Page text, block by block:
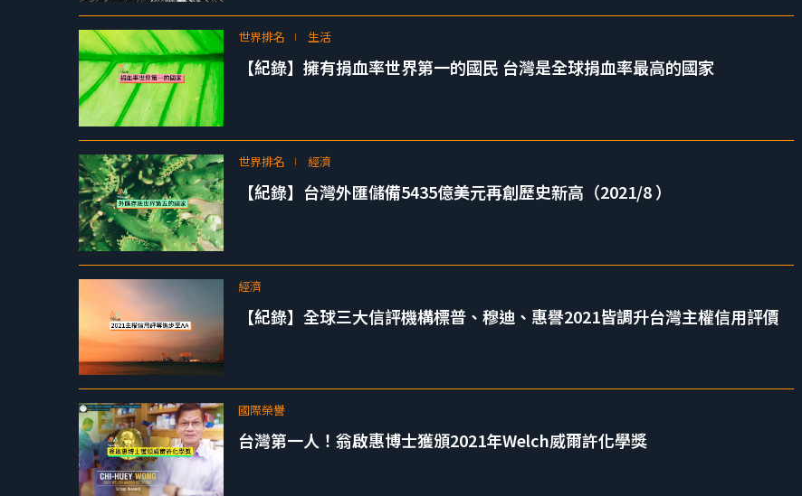
世界排名 生活
【紀錄】擁有捐血率世界第一的國民 台灣是全球捐血率最高的國家
世界排名 經濟
【紀錄】台灣外匯儲備5435億美元再創歷史新高（2021/8 ）
經濟
【紀錄】全球三大信評機構標普、穆迪、惠譽2021皆調升台灣主權信用評價
國際榮譽
台灣第一人！翁啟惠博士獲頒2021年Welch威爾許化學獎